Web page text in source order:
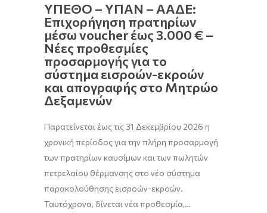
ΥΠΕΘΟ – ΥΠΑΝ – ΑΑΔΕ:
Επιχορήγηση πρατηρίων
μέσω voucher έως 3.000 € –
Νέες προθεσμίες
προσαρμογής για το
σύστημα εισροών-εκροών
και απογραφής στο Μητρώο
Δεξαμενών
Παρατείνεται έως τις 31 Δεκεμβρίου 2026 η
χρονική περίοδος για την πλήρη προσαρμογή
των πρατηρίων καυσίμων και των πωλητών
πετρελαίου θέρμανσης στο νέο σύστημα
παρακολούθησης εισροών-εκροών.
Ταυτόχρονα, δίνεται νέα προθεσμία,…